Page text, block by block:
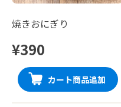
焼きおにぎり
¥390
カート商品追加